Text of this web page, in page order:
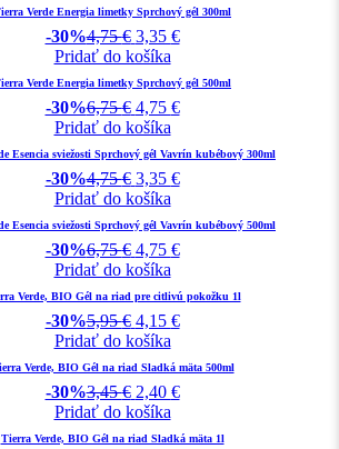
Verde Energia limetky Sprchový gél 300ml
-30%4,75€ 3,35 €
Pridať do košíka
Verde Energia limetky Sprchový gél 500ml
-30%6,75€ 4,75 €
Pridať do košíka
Esencia sviežosti Sprchový gél Vavrín kubébový 300ml
-30%4,75€ 3,35 €
Pridať do košíka
Esencia sviežosti Sprchový gél Vavrín kubébový 500ml
-30%6,75€ 4,75 €
Pridať do košíka
Verde, BIO Gél na riad pre citlivú pokožku 1l
-30%5,95€ 4,15 €
Pridať do košíka
Verde, BIO Gél na riad Sladká mäta 500ml
-30%3,45€ 2,40 €
Pridať do košíka
Tierra Verde, BIO Gél na riad Sladká mäta 1l